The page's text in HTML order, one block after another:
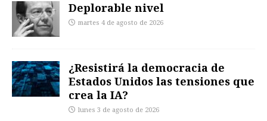
Deplorable nivel
martes 4 de agosto de 2026
¿Resistirá la democracia de
Estados Unidos las tensiones que
crea la IA?
lunes 3 de agosto de 2026